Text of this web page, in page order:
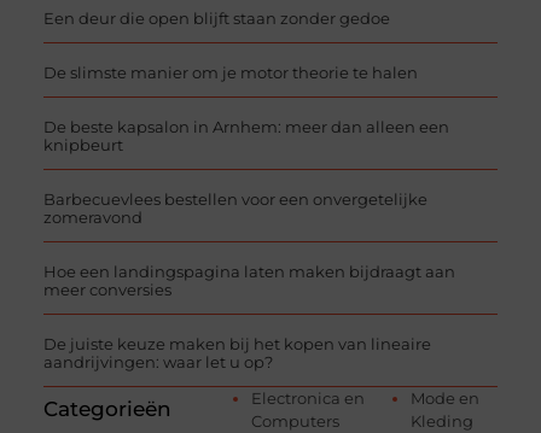
Een deur die open blijft staan zonder gedoe
De slimste manier om je motor theorie te halen
De beste kapsalon in Arnhem: meer dan alleen een
knipbeurt
Barbecuevlees bestellen voor een onvergetelijke
zomeravond
Hoe een landingspagina laten maken bijdraagt aan
meer conversies
De juiste keuze maken bij het kopen van lineaire
aandrijvingen: waar let u op?
Categorieën
Electronica en
Computers
Mode en
Kleding